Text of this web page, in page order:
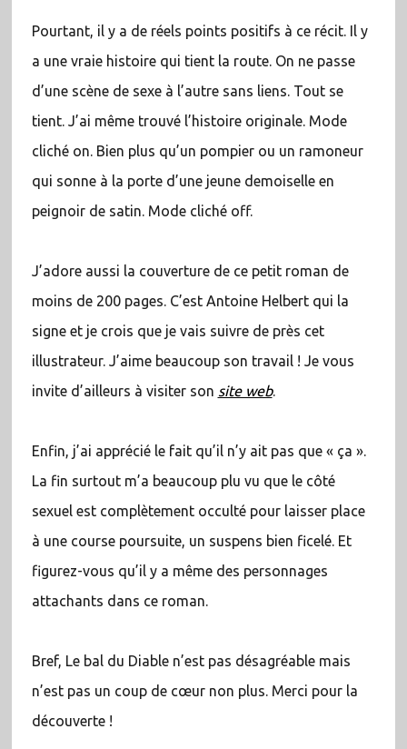
Pourtant, il y a de réels points positifs à ce récit. Il y
a une vraie histoire qui tient la route. On ne passe
d’une scène de sexe à l’autre sans liens. Tout se
tient. J’ai même trouvé l’histoire originale. Mode
cliché on. Bien plus qu’un pompier ou un ramoneur
qui sonne à la porte d’une jeune demoiselle en
peignoir de satin. Mode cliché off.
J’adore aussi la couverture de ce petit roman de
moins de 200 pages. C’est Antoine Helbert qui la
signe et je crois que je vais suivre de près cet
illustrateur. J’aime beaucoup son travail ! Je vous
invite d’ailleurs à visiter son site web.
Enfin, j’ai apprécié le fait qu’il n’y ait pas que « ça ».
La fin surtout m’a beaucoup plu vu que le côté
sexuel est complètement occulté pour laisser place
à une course poursuite, un suspens bien ficelé. Et
figurez-vous qu’il y a même des personnages
attachants dans ce roman.
Bref, Le bal du Diable n’est pas désagréable mais
n’est pas un coup de cœur non plus. Merci pour la
découverte !